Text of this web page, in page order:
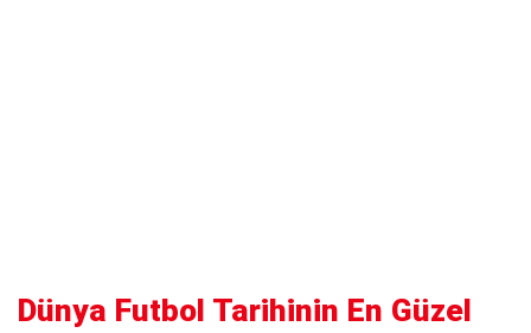
Dünya Futbol Tarihinin En Güzel